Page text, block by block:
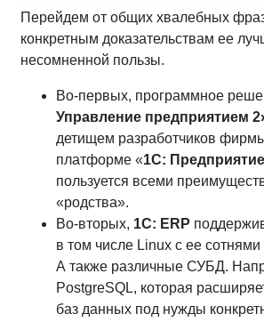
Перейдем от общих хвалебных
конкретным доказательствам ее
несомненной пользы.
Во-первых, программное
Управление предприятием
детищем разработчиков
платформе «1С:
пользуется всеми
«родства».
Во-вторых, 1С: ERP
в том числе Linux с ее сотнями
А также различные СУБД.
PostgreSQL, которая
баз данных под нужды